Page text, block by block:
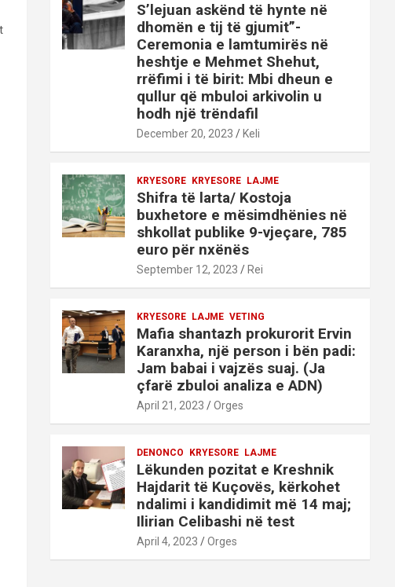
S’lejuan askënd të hynte në
dhomën e tij të gjumit”-
Ceremonia e lamtumirës në
heshtje e Mehmet Shehut,
rrëfimi i të birit: Mbi dheun e
qullur që mbuloi arkivolin u
hodh një trëndafil
December 20, 2023 Keli
KRYESORE KRYESORE LAJME
Shifra të larta/ Kostoja
buxhetore e mësimdhënies në
shkollat publike 9-vjeçare, 785
euro për nxënës
September 12, 2023 Rei
KRYESORE LAJME VETING
Mafia shantazh prokurorit Ervin
Karanxha, një person i bën padi:
Jam babai i vajzës suaj. (Ja
çfarë zbuloi analiza e ADN)
April 21, 2023 Orges
DENONCO KRYESORE LAJME
Lëkunden pozitat e Kreshnik
Hajdarit të Kuçovës, kërkohet
ndalimi i kandidimit më 14 maj;
Ilirian Celibashi në test
April 4, 2023 Orges